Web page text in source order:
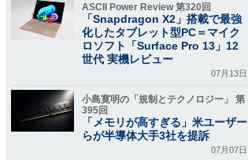
ASCII Power Review 第320回
「Snapdragon X2」搭載で最強
化したタブレット型PC＝マイク
ロソフト「Surface Pro 13」12
世代 実機レビュー
07月13日
小島寛明の「規制とテクノロジー」 第
395回
「メモリが高すぎる」米ユーザー
らが半導体大手3社を提訴
07月07日